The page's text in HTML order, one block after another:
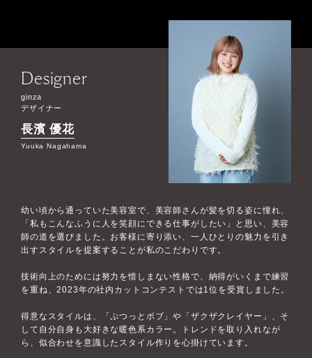
Designer
ginza
デザイナー
長濱 優花
Yuuka Nagahama
幼い頃から通っていた美容室で、美容師さんが髪を切る姿に憧れ、
「私もこんなふうに人を笑顔にできる仕事がしたい」と思い、美容
師の道を選びました。お客様に寄り添い、一人ひとりの魅力を引き
出すスタイルを提案することが私のこだわりです。
技術向上のためには努力を惜しまない性格で、納得がいくまで練習
を重ね、2023年の社内カットコンテストでは1位を受賞しました。
得意なスタイルは、「ぷつっとボブ」や「ザクザクレイヤー」、そ
して自分自身も大好きな暖色系カラー。トレンドを取り入れなが
ら、似合わせを意識したスタイル作りを心掛けています。